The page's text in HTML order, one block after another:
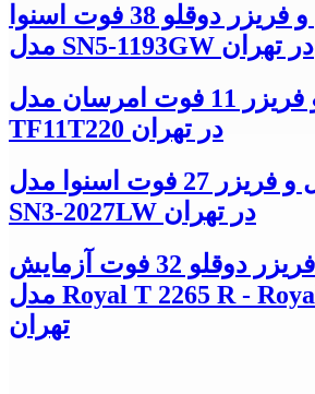
تعمیر یخچال و فریزر دوقلو 38 فوت اسنوا
مدل SN5-1193GW در تهران
تعمیر یخچال و فریزر 11 فوت امرسان مدل
TF11T220 در تهران
تعمیر یخچال و فریزر 27 فوت اسنوا مدل
SN3-2027LW در تهران
تعمیر یخچال و فریزر دوقلو 32 فوت آزمایش
مدل Royal T 2265 R - Royal T 2265 F در
تهران